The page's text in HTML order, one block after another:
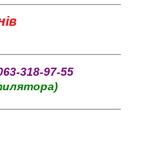
318-97-55